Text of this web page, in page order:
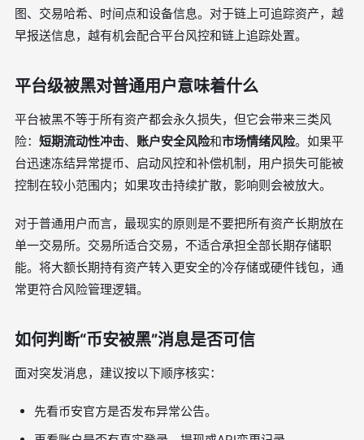
图、交易哈希、时间点和设备信息。对于链上可追踪资产，越
早报送信息，越有机会配合平台风控和链上追踪处置。
平台级被黑对普通用户意味着什么
平台被黑不等于所有资产都会永久损失，但它会带来三类风
险： 短期流动性冲击、 账户安全风险和市场情绪风险。如果平
台迅速冻结异常提币、启动风控和补偿机制，用户损失可能被
控制在较小范围内；如果攻击持续扩散，影响则会被放大。
对于普通用户而言，最现实的原则是不要把所有资产长期放在
单一交易所。交易所适合交易，不适合承担全部长期存储职
能。将大额长期持有资产转入更安全的冷存储或硬件钱包，通
常更符合风险管理逻辑。
如何判断“币安被黑”消息是否可信
面对突发消息，建议按以下顺序核实：
先看币安官方是否发布异常公告。